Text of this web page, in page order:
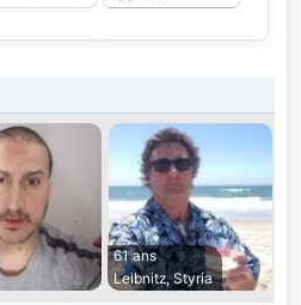
61 ans
Leibnitz, Styria